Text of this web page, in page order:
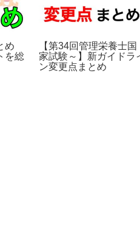
め
を総
【第34回管理栄養士国
家試験～】新ガイドラ
ン変更点まとめ